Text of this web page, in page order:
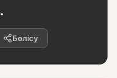
Бөлісу